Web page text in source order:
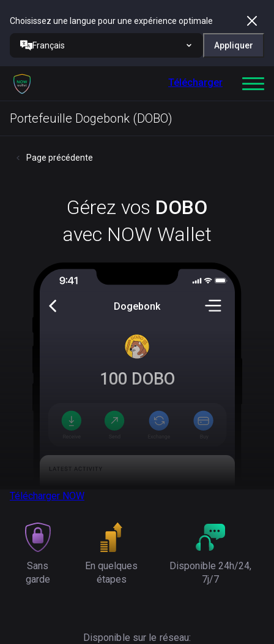
Choisissez une langue pour une expérience optimale
Français Appliquer
Télécharger
Portefeuille Dogebonk (DOBO)
Page précédente
Gérez vos DOBO
avec NOW Wallet
Dogebonk
100 DOBO
Télécharger NOW
Sans
garde
En quelques
étapes
Disponible 24h/24,
7j/7
Disponible sur le réseau: